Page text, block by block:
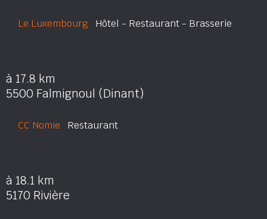
Le Luxembourg Hôtel - Restaurant - Brasserie
à 17.8 km
5500 Falmignoul (Dinant)
CC Nomie Restaurant
à 18.1 km
5170 Rivière